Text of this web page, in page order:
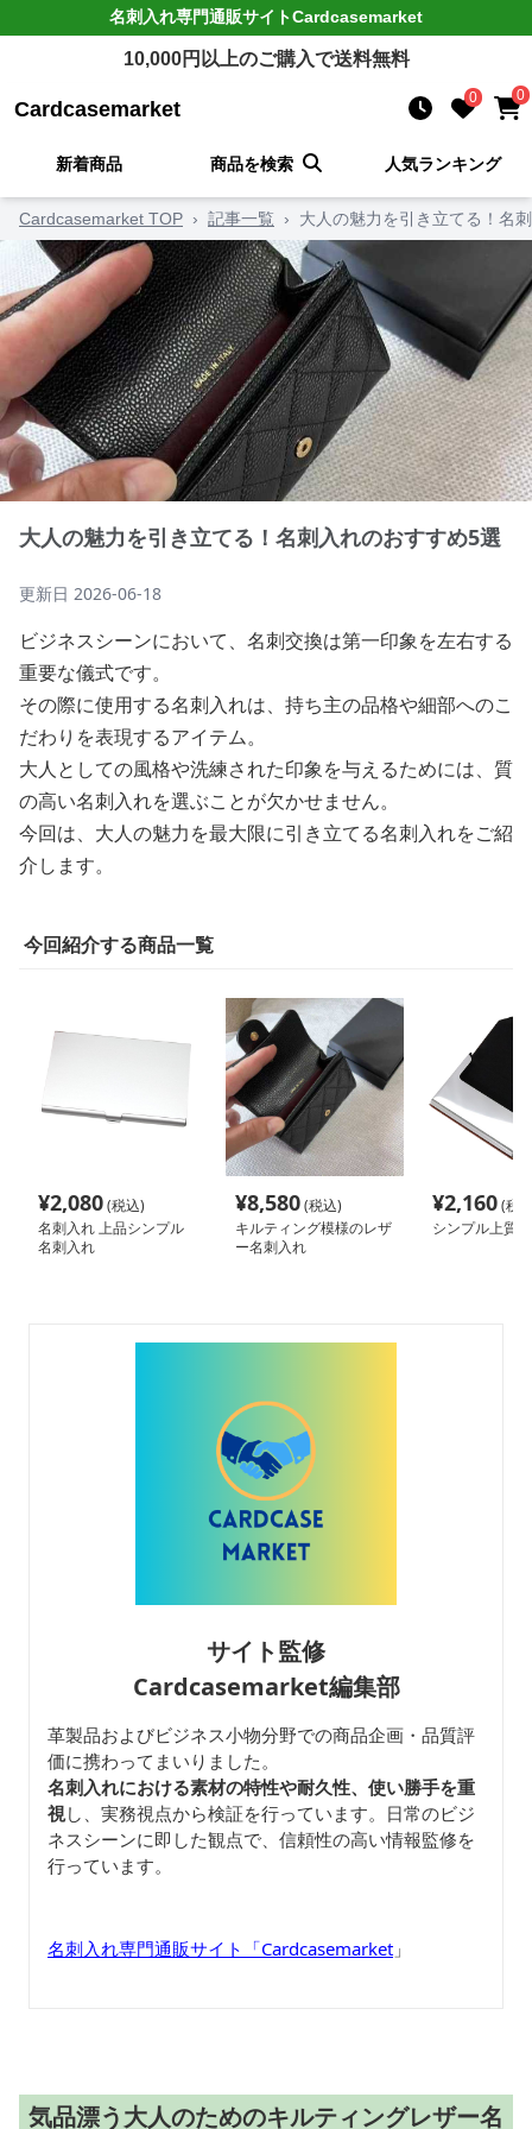
名刺入れ専門通販サイトCardcasemarket
10,000円以上のご購入で送料無料
Cardcasemarket 0 0
新着商品 商品を検索 人気ランキング
Cardcasemarket TOP › 記事一覧 › 大人の魅力を引き立てる！名
大人の魅力を引き立てる！名刺入れのおすすめ5選
更新日 2026-06-18
ビジネスシーンにおいて、名刺交換は第一印象を左右する
重要な儀式です。
その際に使用する名刺入れは、持ち主の品格や細部へのこ
だわりを表現するアイテム。
大人としての風格や洗練された印象を与えるためには、質
の高い名刺入れを選ぶことが欠かせません。
今回は、大人の魅力を最大限に引き立てる名刺入れをご紹
介します。
今回紹介する商品一覧
¥2,080(税込)
名刺入れ 上品シンプル
名刺入れ
¥8,580(税込)
キルティング模様のレザ
ー名刺入れ
¥2,160(税
シンプル上質
サイト監修
Cardcasemarket編集部
革製品およびビジネス小物分野での商品企画・品質評
価に携わってまいりました。
名刺入れにおける素材の特性や耐久性、使い勝手を重
視し、実務視点から検証を行っています。日常のビジ
ネスシーンに即した観点で、信頼性の高い情報監修を
行っています。
名刺入れ専門通販サイト「Cardcasemarket 」
気品漂う大人のためのキルティングレザー名